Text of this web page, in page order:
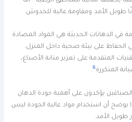
طويل الأمد ومقاومة عالية للخدوش.
في الدهانات الحديثة هي المواد المضادة
الحفاظ على بيئة صحية داخل المنزل.
المتقدمة على تعزيز متانة الأصباغ،
المتكررة8
.
82% من الصباغين يؤكدون على أهمية جودة الدهان
يوضح أن استخدام مواد عالية الجودة ليس
طويل الأمد.